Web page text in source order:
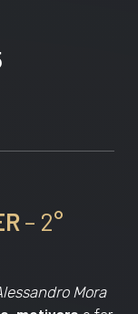
– 2°
Mora